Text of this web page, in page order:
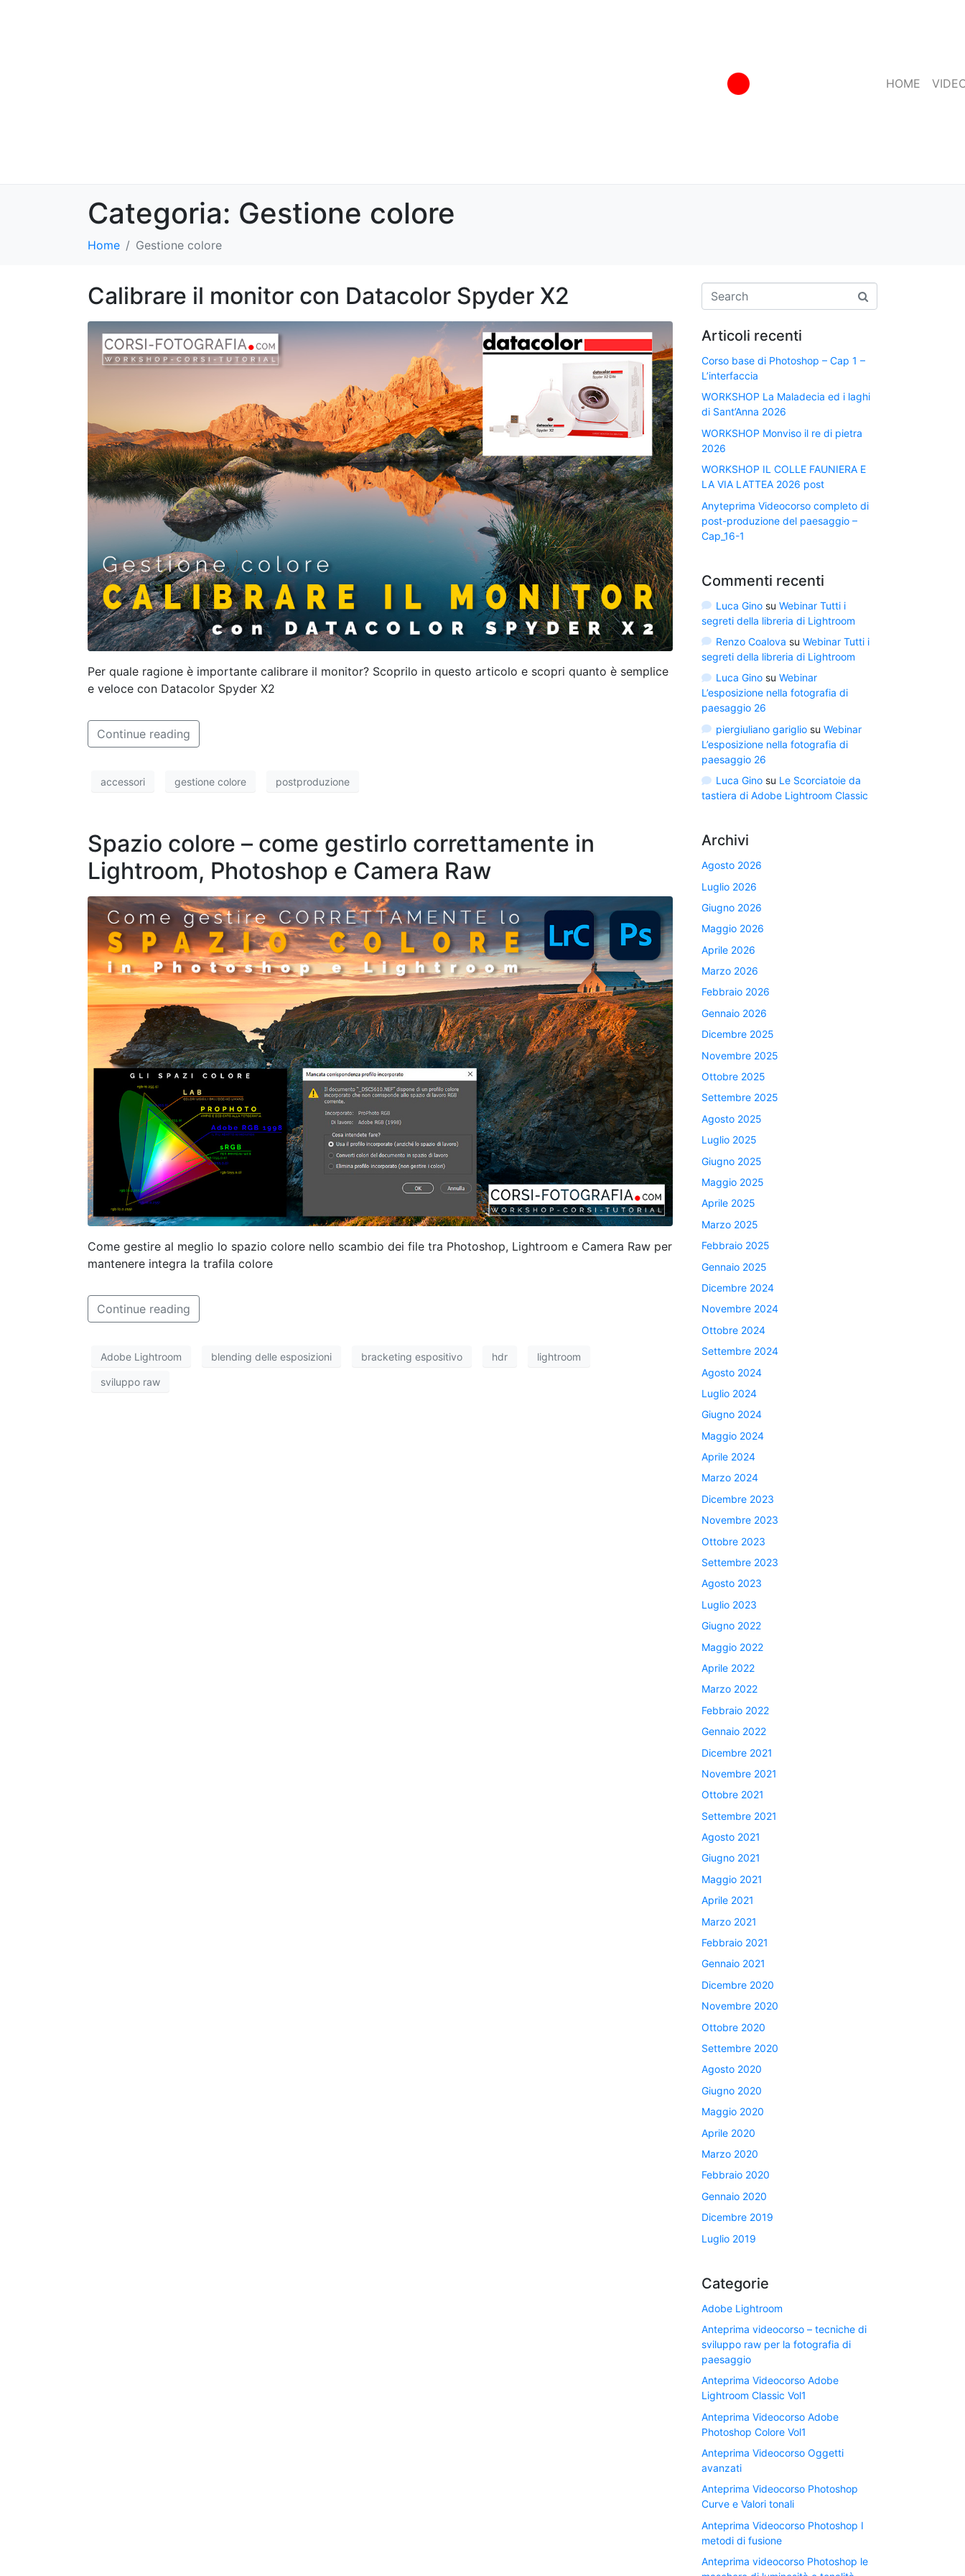
HOME
Categoria: Gestione colore
Home Gestione colore
Calibrare il monitor con Datacolor Spyder X2
Per quale ragione è importante calibrare il monitor? Scoprilo in questo articolo e scopri quanto è semplice
e veloce con Datacolor Spyder X2
Continue reading
accessori gestione colore postproduzione
Spazio colore – come gestirlo correttamente in
Lightroom, Photoshop e Camera Raw
Come gestire al meglio lo spazio colore nello scambio dei file tra Photoshop, Lightroom e Camera Raw per
mantenere integra la trafila colore
Continue reading
Adobe Lightroom blending delle esposizioni bracketing espositivo hdr lightroom
sviluppo raw
Articoli recenti
Corso base di Photoshop – Cap 1 –
L’interfaccia
WORKSHOP La Maladecia ed i laghi
di Sant’Anna 2026
WORKSHOP Monviso il re di pietra
2026
WORKSHOP IL COLLE FAUNIERA E
LA VIA LATTEA 2026 post
Anyteprima Videocorso completo di
post-produzione del paesaggio –
Cap_16-1
Commenti recenti
Luca Ginosu Webinar Tutti i
segreti della libreria di Lightroom
Renzo Coalova su Webinar Tutti i
segreti della libreria di Lightroom
Luca Ginosu Webinar
L’esposizione nella fotografia di
paesaggio 26
piergiuliano garigliosu Webinar
L’esposizione nella fotografia di
paesaggio 26
Luca Ginosu Le Scorciatoie da
tastiera di Adobe Lightroom Classic
Archivi
Agosto 2026
Luglio 2026
Giugno 2026
Maggio 2026
Aprile 2026
Marzo 2026
Febbraio 2026
Gennaio 2026
Dicembre 2025
Novembre 2025
Ottobre 2025
Settembre 2025
Agosto 2025
Luglio 2025
Giugno 2025
Maggio 2025
Aprile 2025
Marzo 2025
Febbraio 2025
Gennaio 2025
Dicembre 2024
Novembre 2024
Ottobre 2024
Settembre 2024
Agosto 2024
Luglio 2024
Giugno 2024
Maggio 2024
Aprile 2024
Marzo 2024
Dicembre 2023
Novembre 2023
Ottobre 2023
Settembre 2023
Agosto 2023
Luglio 2023
Giugno 2022
Maggio 2022
Aprile 2022
Marzo 2022
Febbraio 2022
Gennaio 2022
Dicembre 2021
Novembre 2021
Ottobre 2021
Settembre 2021
Agosto 2021
Giugno 2021
Maggio 2021
Aprile 2021
Marzo 2021
Febbraio 2021
Gennaio 2021
Dicembre 2020
Novembre 2020
Ottobre 2020
Settembre 2020
Agosto 2020
Giugno 2020
Maggio 2020
Aprile 2020
Marzo 2020
Febbraio 2020
Gennaio 2020
Dicembre 2019
Luglio 2019
Categorie
Adobe Lightroom
Anteprima videocorso – tecniche di
sviluppo raw per la fotografia di
paesaggio
Anteprima Videocorso Adobe
Lightroom Classic Vol1
Anteprima Videocorso Adobe
Photoshop Colore Vol1
Anteprima Videocorso Oggetti
avanzati
Anteprima Videocorso Photoshop
Curve e Valori tonali
Anteprima Videocorso Photoshop I
metodi di fusione
Anteprima videocorso Photoshop le